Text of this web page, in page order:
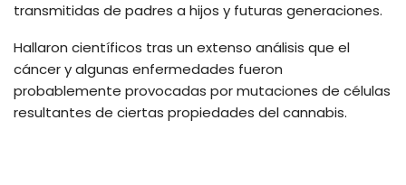
transmitidas de padres a hijos y futuras generaciones.
Hallaron científicos tras un extenso análisis que el
cáncer y algunas enfermedades fueron
probablemente provocadas por mutaciones de células
resultantes de ciertas propiedades del cannabis.